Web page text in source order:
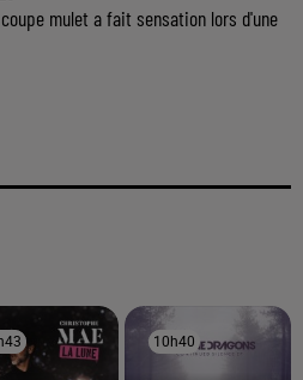
mulet a fait sensation lors d'une
10h40
10h40